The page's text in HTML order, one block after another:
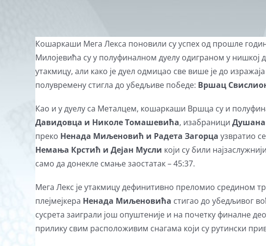
Кошаркаши Мега Лекса поновили су успех од прошле
Милојевића су у полуфиналном дуелу одиграном у
утакмицу, али како је дуел одмицао све више је до
полувремену стигла до убедљиве победе: Вршац Свислион
Као и у дуелу са Металцем, кошаркаши Вршца су и
Давидовца и Николе Томашевића, изабраници Душана
преко Ненада Миљеновић и Радета Загорца узвратио
Немања Крстић и Дејан Мусли који су били
само да донекле смање заостатак – 45:37.
Мега Лекс је утакмицу дефинитивно преломио средином
плејмејкера Ненада Миљеновића стигао до убедљивог
сусрета заиграли још опуштеније и на почетку финалне
прилику свим расположивим снагама који су рутински